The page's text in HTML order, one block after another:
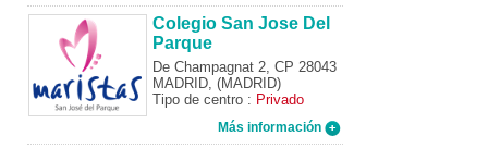
Colegio San Jose Del
Parque
De Champagnat 2, CP 28043
MADRID, (MADRID)
Tipo de centro : Privado
Más información